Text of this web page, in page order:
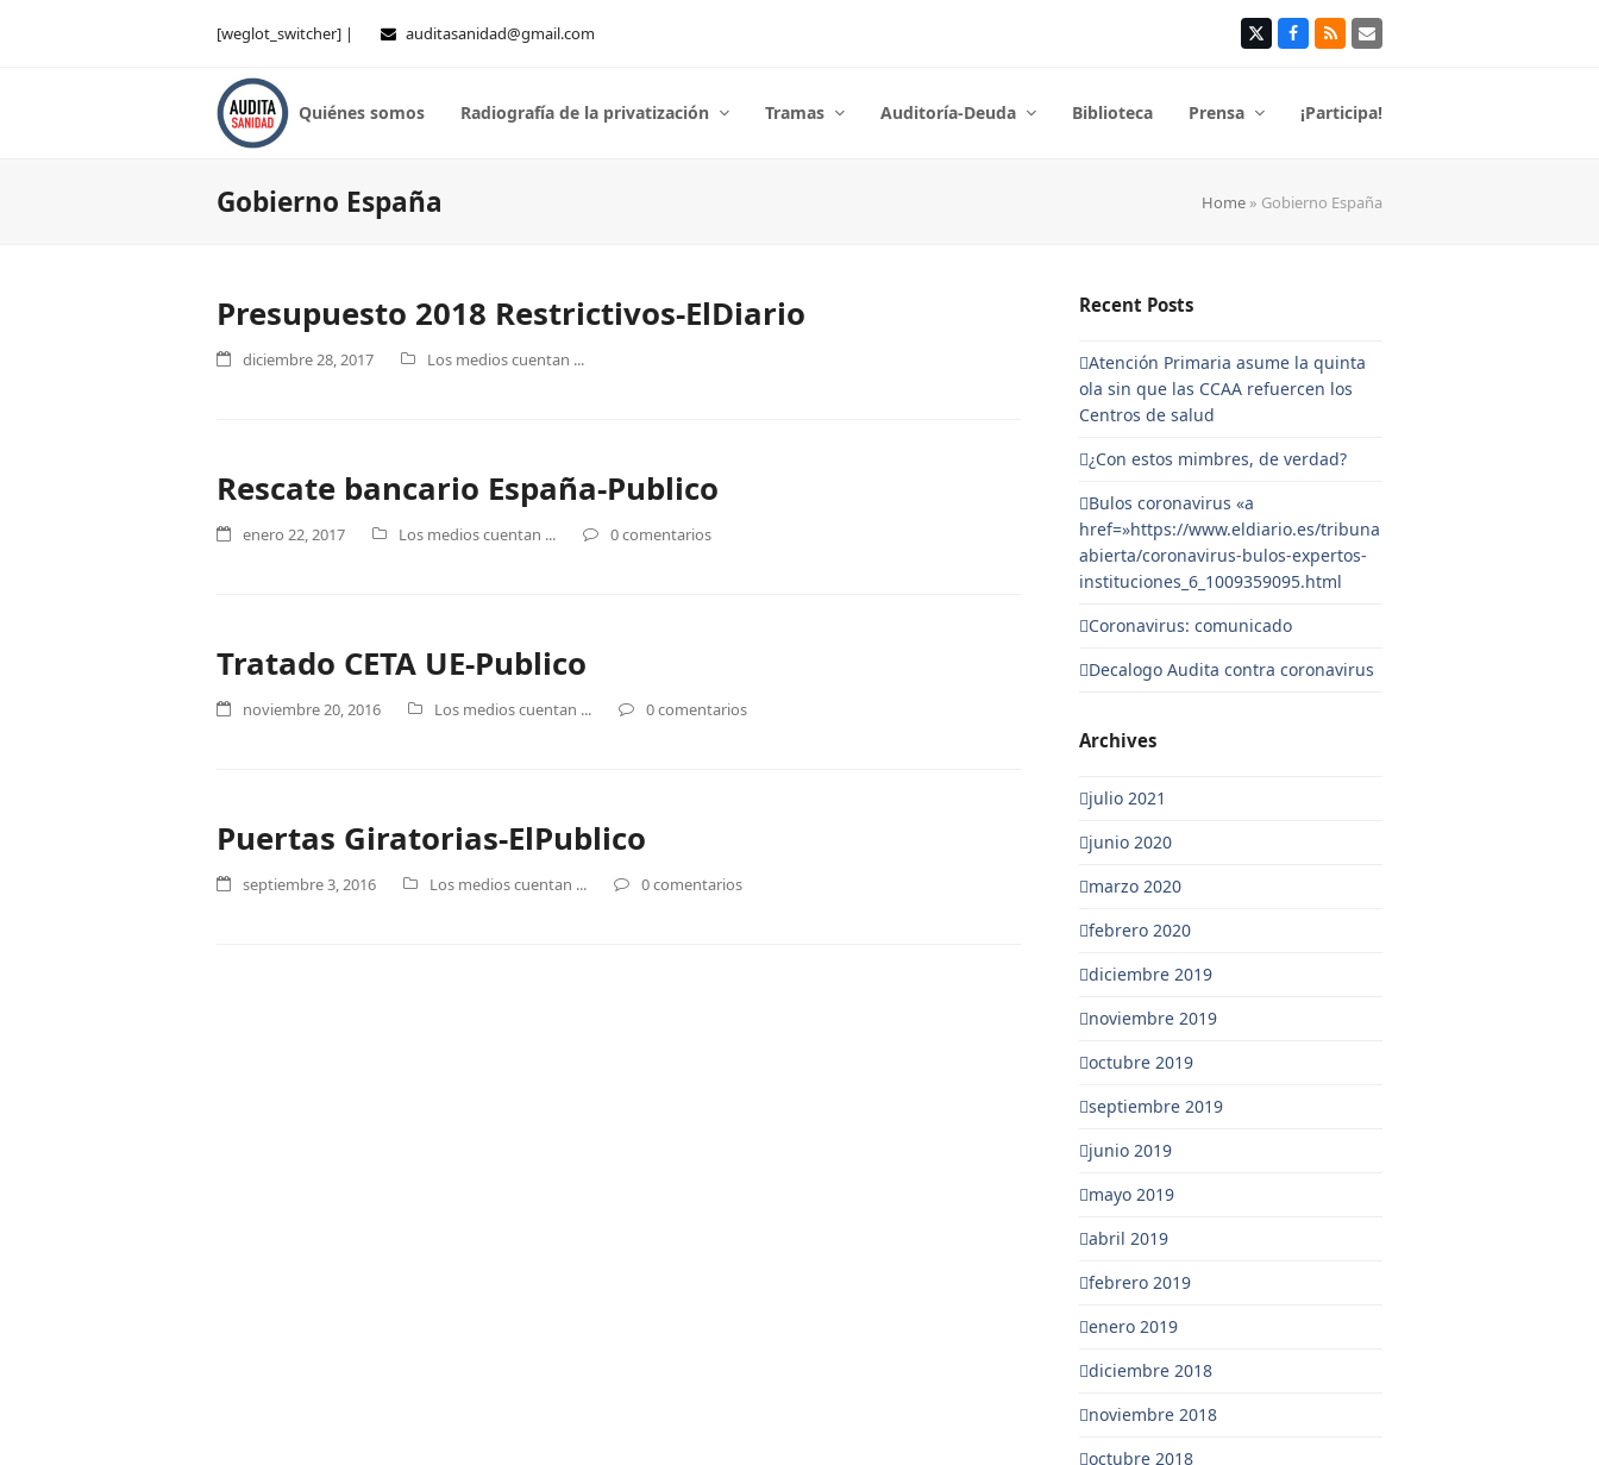
[weglot_switcher] | auditasanidad@gmail.com TwitterFacebook
RSS Correo
Quiénes somos Radiografía de la privatización Tramas Auditoría-Deuda Biblioteca Prensa ¡Participa!
Gobierno España Home » Gobierno España
Presupuesto 2018 Restrictivos-ElDiario
diciembre 28, 2017 Los medios cuentan ...
Rescate bancario España-Publico
enero 22, 2017 Los medios cuentan ... 0 comentarios
Tratado CETA UE-Publico
noviembre 20, 2016 Los medios cuentan ... 0 comentarios
Puertas Giratorias-ElPublico
septiembre 3, 2016 Los medios cuentan ... 0 comentarios
Recent Posts
Atención Primaria asume la quinta
ola sin que las CCAA refuercen los
Centros de salud
¿Con estos mimbres, de verdad?
Bulos coronavirus «a
href=»https://www.eldiario.es/tribuna
abierta/coronavirus-bulos-expertos-
instituciones_6_1009359095.html
Coronavirus: comunicado
Decalogo Audita contra coronavirus
Archives
julio 2021
junio 2020
marzo 2020
febrero 2020
diciembre 2019
noviembre 2019
octubre 2019
septiembre 2019
junio 2019
mayo 2019
abril 2019
febrero 2019
enero 2019
diciembre 2018
noviembre 2018
octubre 2018